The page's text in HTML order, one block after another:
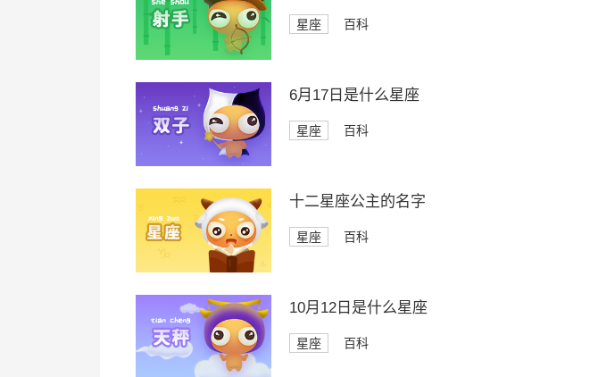
星座 百科
6月17日是什么星座
星座 百科
十二星座公主的名字
星座 百科
10月12日是什么星座
星座 百科